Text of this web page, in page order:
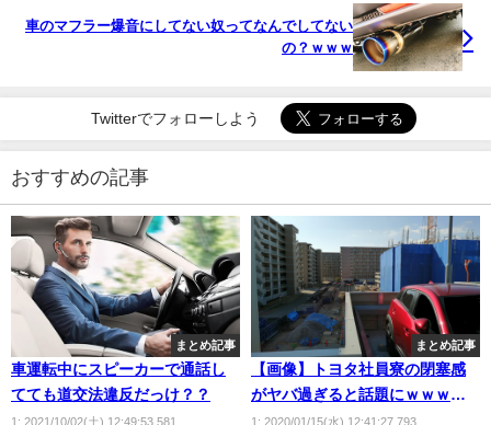
車のマフラー爆音にしてない奴ってなんでしてない
の？ｗｗｗ
Twitterでフォローしよう
おすすめの記事
まとめ記事
車運転中にスピーカーで通話し
てても道交法違反だっけ？？
1: 2021/10/02(土) 12:49:53.581
まとめ記事
【画像】トヨタ社員寮の閉塞感
がヤバ過ぎると話題にｗｗｗｗ
ｗｗｗｗｗ
1: 2020/01/15(水) 12:41:27.793